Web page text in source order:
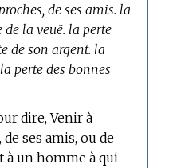
de ses amis. la
de la veuë. la perte
de son argent. la
perte des bonnes
dire, Venir à
ses amis, ou de
à un homme à qui